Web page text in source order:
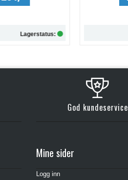
God kundeservice
Mine sider
Logg inn